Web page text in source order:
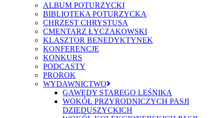
ALBUM POTURZYCKI
BIBLIOTEKA POTURZYCKA
CHRZEST CHRYSTUSA
CMENTARZ ŁYCZAKOWSKI
KLASZTOR BENEDYKTYNEK
KONFERENCJE
KONKURS
PODCASTY
PROROK
WYDAWNICTWO
GAWĘDY STAREGO LEŚNIKA
WOKÓŁ PRZYRODNICZYCH PASJI
DZIEDUSZYCKICH